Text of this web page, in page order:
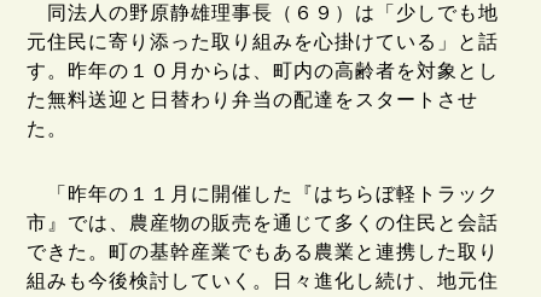
同法人の野原静雄理事長（６９）は「少しでも地
元住民に寄り添った取り組みを心掛けている」と話
す。昨年の１０月からは、町内の高齢者を対象とし
た無料送迎と日替わり弁当の配達をスタートさせ
た。
「昨年の１１月に開催した『はちらぼ軽トラック
市』では、農産物の販売を通じて多くの住民と会話
できた。町の基幹産業でもある農業と連携した取り
組みも今後検討していく。日々進化し続け、地元住